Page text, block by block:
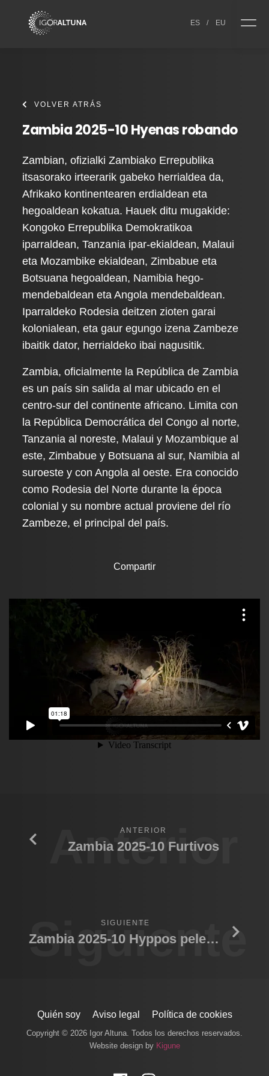
ES / EU
VOLVER ATRÁS
Zambia 2025-10 Hyenas robando
Zambian, ofizialki Zambiako Errepublika
itsasorako irteerarik gabeko herrialdea da,
Afrikako kontinentearen erdialdean eta
hegoaldean kokatua. Hauek ditu mugakide:
Kongoko Errepublika Demokratikoa
iparraldean, Tanzania ipar-ekialdean, Malaui
eta Mozambike ekialdean, Zimbabue eta
Botsuana hegoaldean, Namibia hego-
mendebaldean eta Angola mendebaldean.
Iparraldeko Rodesia deitzen zioten garai
kolonialean, eta gaur egungo izena Zambeze
ibaitik dator, herrialdeko ibai nagusitik.
Zambia, oficialmente la República de Zambia
es un país sin salida al mar ubicado en el
centro-sur del continente africano. Limita con
la República Democrática del Congo al norte,
Tanzania al noreste, Malaui y Mozambique al
este, Zimbabue y Botsuana al sur, Namibia al
suroeste y con Angola al oeste. Era conocido
como Rodesia del Norte durante la época
colonial y su nombre actual proviene del río
Zambeze, el principal del país.
Compartir
Anterior
ANTERIOR
Zambia 2025-10 Furtivos
Siguiente
SIGUIENTE
Zambia 2025-10 Hyppos peleando
Quién soy Aviso legal Política de cookies
Copyright © 2026 Igor Altuna. Todos los derechos reservados.
Website design by Kigune